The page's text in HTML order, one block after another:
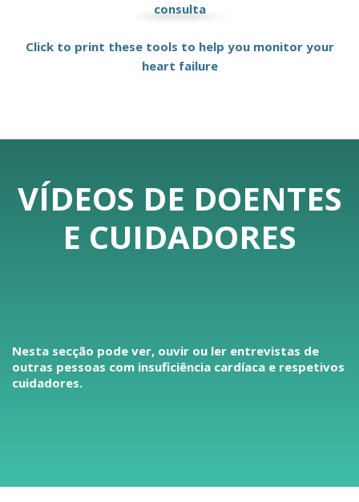
consulta
Click to print these tools to help you monitor your
heart failure
VÍDEOS DE DOENTES
E CUIDADORES
Nesta secção pode ver, ouvir ou ler entrevistas de
outras pessoas com insuficiência cardíaca e respetivos
cuidadores.